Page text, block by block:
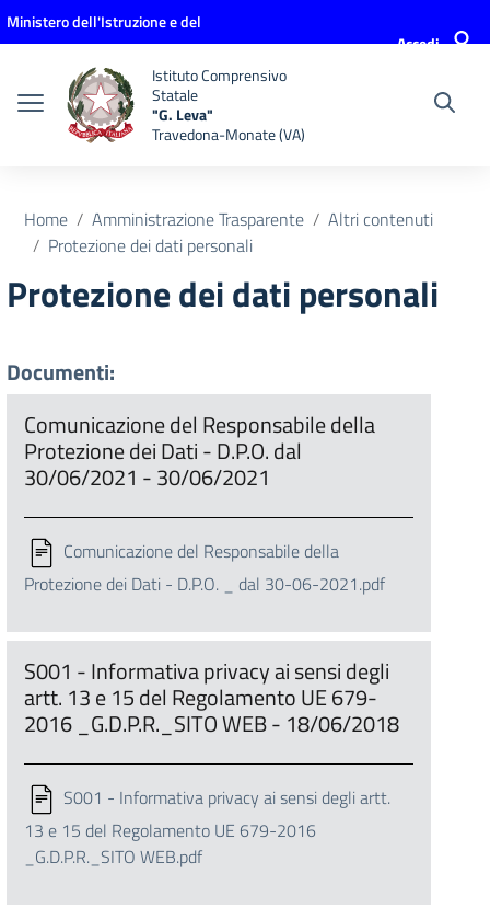
Vai ai contenuti
Vai al menu di navigazione
Vai al footer
Ministero dell'Istruzione e del
Accedi
Istituto Comprensivo
Statale
"G. Leva"
Travedona-Monate (VA)
Home Amministrazione Trasparente
Altri contenuti
Protezione dei dati personali
Protezione dei dati personali
Documenti:
Comunicazione del Responsabile della
Protezione dei Dati - D.P.O. dal
30/06/2021 - 30/06/2021
Comunicazione del Responsabile della
Protezione dei Dati - D.P.O. _ dal 30-06-2021.pdf
S001 - Informativa privacy ai sensi degli
artt. 13 e 15 del Regolamento UE 679-
2016 _G.D.P.R._SITO WEB - 18/06/2018
S001 - Informativa privacy ai sensi degli artt.
13 e 15 del Regolamento UE 679-2016
_G.D.P.R._SITO WEB.pdf